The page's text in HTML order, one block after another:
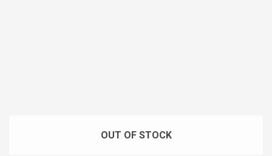
OUT OF STOCK